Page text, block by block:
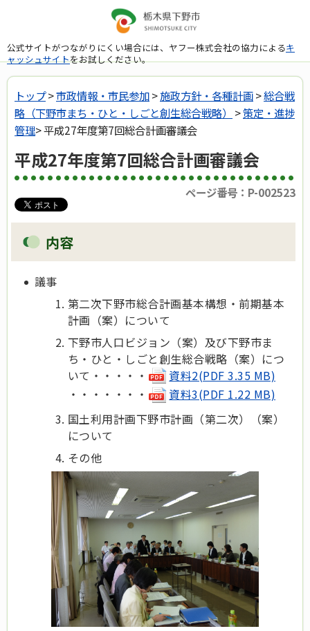
公式サイトがつながりにくい場合には、ヤフー株式会社の協力によるキ
ャッシュサイトをお試しください。
トップ>市政情報・市民参加>施政方針・各種計画>総合戦
略（下野市まち・ひと・しごと創生総合戦略）
>策定・進捗
管理> 平成27年度第7回総合計画審議会
平成27年度第7回総合計画審議会
ページ番号：P-002523
内容
議事
第二次下野市総合計画基本構想・前期基本
計画（案）について
下野市人口ビジョン（案）及び下野市ま
ち・ひと・しごと創生総合戦略（案）につ
いて・・・・・
資料2(PDF 3.35 MB)
・ ・ ・ ・ ・ ・・
資料3(PDF 1.22 MB)
国土利用計画下野市計画（第二次）（案）
について
その他